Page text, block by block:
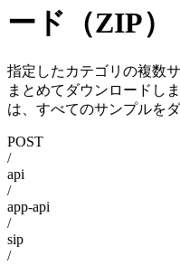
ード（ZIP）
指定したカテゴリの複数
まとめてダウンロードし
は、すべてのサンプルを
POST
/
api
/
app-api
/
sip
/